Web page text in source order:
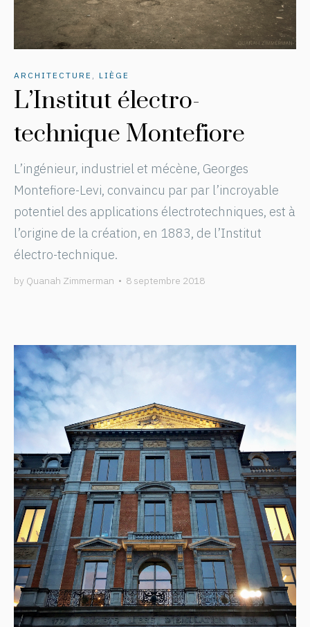
ARCHITECTURE , LIÈGE
L’Institut électro-
technique Montefiore
L’ingénieur, industriel et mécène, Georges
Montefiore-Levi, convaincu par par l’incroyable
potentiel des applications électrotechniques, est à
l’origine de la création, en 1883, de l’Institut
électro-technique.
by Quanah Zimmerman • 8 septembre 2018